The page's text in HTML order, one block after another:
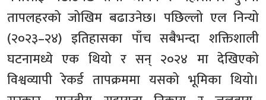
तापलहरको जोखिम बढाउनेछ। पछिल्लो एल निन्यो
(२०२३–२४) इतिहासका पाँच सबैभन्दा शक्तिशाली
घटनामध्ये एक थियो र सन् २०२४ मा देखिएको
विश्वव्यापी रेकर्ड तापक्रममा यसको भूमिका थियो।